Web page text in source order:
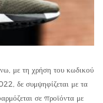
με τη χρήση του κωδικού
δε συμψηφίζεται με τα
σε προϊόντα με